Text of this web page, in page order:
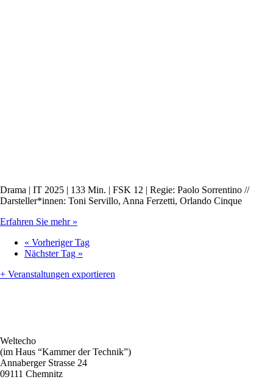
Drama | IT 2025 | 133 Min. | FSK 12 | Regie: Paolo Sorrentino //
Darsteller*innen: Toni Servillo, Anna Ferzetti, Orlando Cinque
Erfahren Sie mehr »
« Vorheriger Tag
Nächster Tag »
+ Veranstaltungen exportieren
Weltecho
(im Haus “Kammer der Technik”)
Annaberger Strasse 24
09111 Chemnitz